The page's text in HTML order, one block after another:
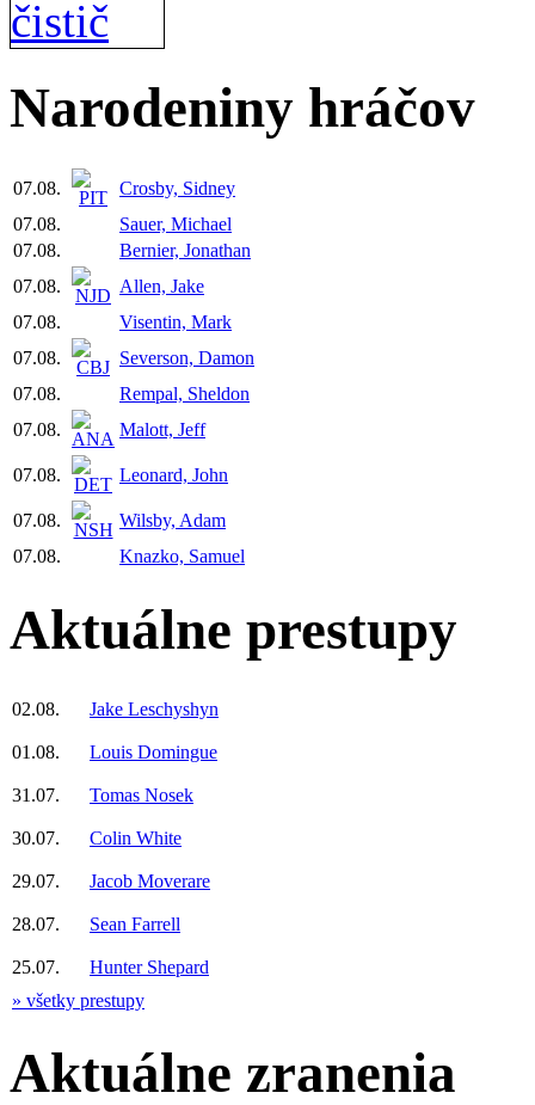
Narodeniny hráčov
07.08.
Crosby, Sidney
07.08.
Sauer, Michael
07.08.
Bernier, Jonathan
07.08.
Allen, Jake
07.08.
Visentin, Mark
07.08.
Severson, Damon
07.08.
Rempal, Sheldon
07.08.
Malott, Jeff
07.08. Leonard, John
07.08.
Wilsby, Adam
07.08.
Knazko, Samuel
Aktuálne prestupy
02.08. Jake Leschyshyn
01.08. Louis Domingue
31.07. Tomas Nosek
30.07. Colin White
29.07. Jacob Moverare
28.07. Sean Farrell
25.07.
Hunter Shepard
» všetky prestupy
Aktuálne zranenia